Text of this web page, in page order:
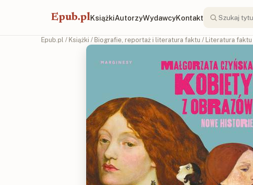
Epub.plKsiążkiAutorzyWydawcyKontakt
Epub.pl / Książki / Biografie, reportaż i literatura faktu / Literatura faktu